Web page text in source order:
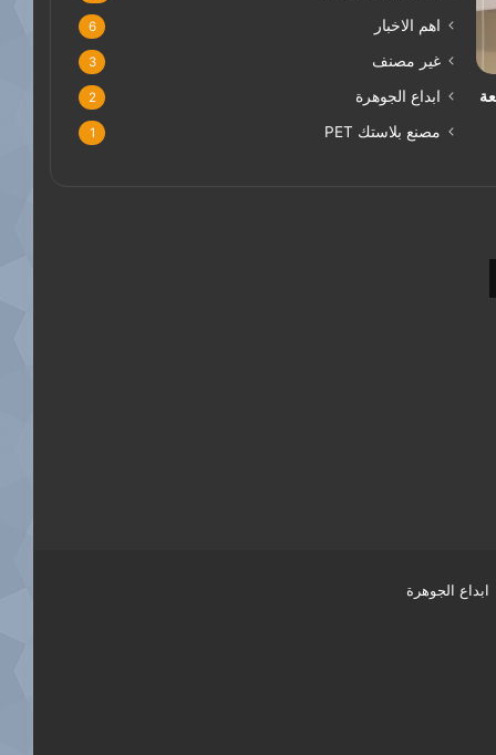
اهم الاخبار 6
غير مصنف 3
ابداع الجوهرة 2
مصنع بلاستك PET 1
ابداع الجوهرة